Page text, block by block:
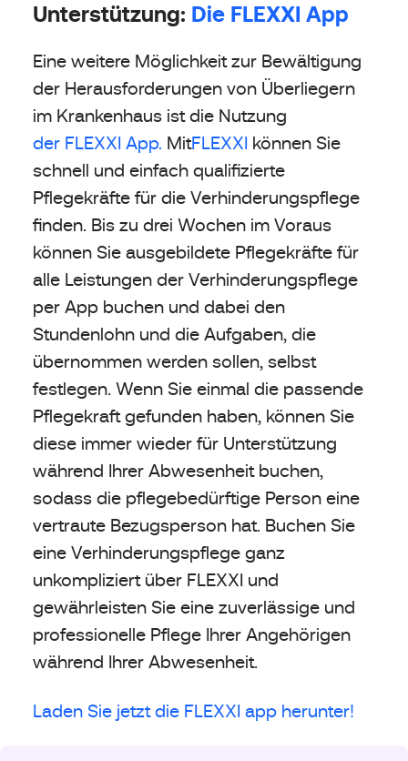
Unterstützung: Die FLEXXI App
Eine weitere Möglichkeit zur Bewältigung
der Herausforderungen von Überliegern
im Krankenhaus ist die Nutzung
der FLEXXI App. MitFLEXXI können Sie
schnell und einfach qualifizierte
Pflegekräfte für die Verhinderungspflege
finden. Bis zu drei Wochen im Voraus
können Sie ausgebildete Pflegekräfte für
alle Leistungen der Verhinderungspflege
per App buchen und dabei den
Stundenlohn und die Aufgaben, die
übernommen werden sollen, selbst
festlegen. Wenn Sie einmal die passende
Pflegekraft gefunden haben, können Sie
diese immer wieder für Unterstützung
während Ihrer Abwesenheit buchen,
sodass die pflegebedürftige Person eine
vertraute Bezugsperson hat. Buchen Sie
eine Verhinderungspflege ganz
unkompliziert über FLEXXI und
gewährleisten Sie eine zuverlässige und
professionelle Pflege Ihrer Angehörigen
während Ihrer Abwesenheit.
Laden Sie jetzt die FLEXXI app herunter!